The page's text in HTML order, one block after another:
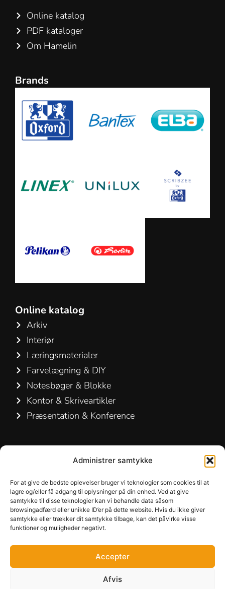
Administrer samtykke
For at give de bedste oplevelser bruger vi teknologier som cookies til at
lagre og/eller få adgang til oplysninger på din enhed. Ved at give
samtykke til disse teknologier kan vi behandle data såsom
browsingadfærd eller unikke ID’er på dette website. Hvis du ikke giver
samtykke eller trækker dit samtykke tilbage, kan det påvirke visse
funktioner og muligheder negativt.
Accepter
Afvis
Online katalog
PDF kataloger
Om Hamelin
Brands
Online katalog
Arkiv
Interiør
Læringsmaterialer
Farvelægning & DIY
Notesbøger & Blokke
Kontor & Skriveartikler
Præsentation & Konference
Hirsemarken 5, st. th.
3520 Farum
Danmark
+45 48 16 50 00
info-dk@hamelinbrands.com